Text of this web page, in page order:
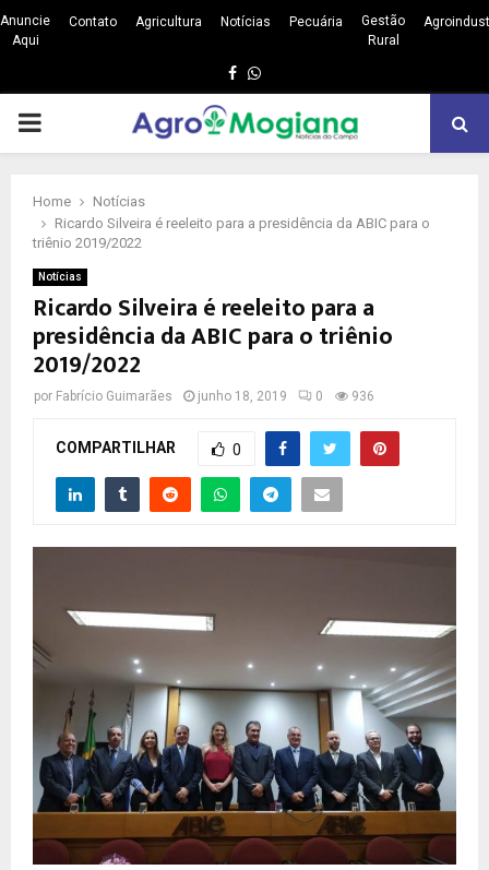
Anuncie
Aqui
Contato Agricultura Notícias Pecuária
Gestão
Rural
Facebook
Whatsapp
PRIMARY
Home
Notícias
Ricardo Silveira é reeleito para a presidência da ABIC para o
triênio 2019/2022
Notícias
Ricardo Silveira é reeleito para a
presidência da ABIC para o triênio
2019/2022
por Fabrício Guimarães junho 18, 2019 0 936
COMPARTILHAR 0